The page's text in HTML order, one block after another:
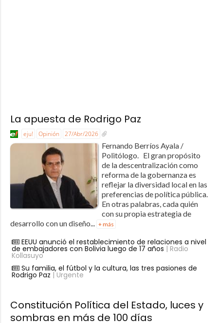
La apuesta de Rodrigo Paz
eju! Opinión 27/Abr/2026
Fernando Berríos Ayala /
Politólogo. El gran propósito
de la descentralización como
reforma de la gobernanza es
reflejar la diversidad local en las
preferencias de política pública.
En otras palabras, cada quién
con su propia estrategia de
desarrollo con un diseño...
+ más
EEUU anunció el restablecimiento de relaciones a nivel
de embajadores con Bolivia luego de 17 años | Radio
Kollasuyo
Su familia, el fútbol y la cultura, las tres pasiones de
Rodrigo Paz | Urgente
Constitución Política del Estado, luces y
sombras en más de 100 días